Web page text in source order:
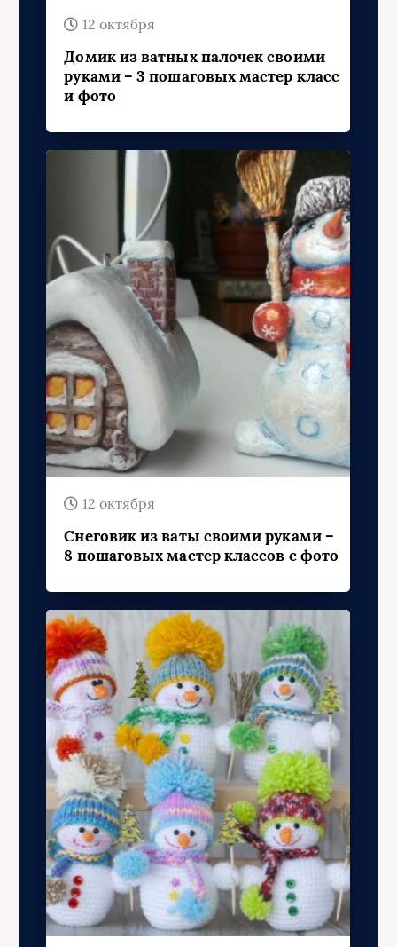
12 октября
Домик из ватных палочек своими
руками – 3 пошаговых мастер класс
и фото
12 октября
Снеговик из ваты своими руками –
8 пошаговых мастер классов с фото